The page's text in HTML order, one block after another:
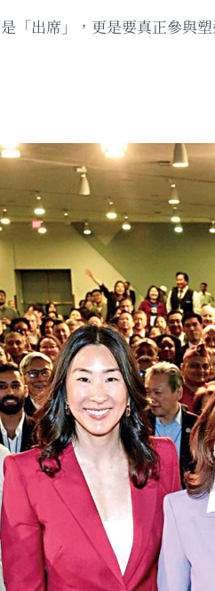
「出席」，更是要真正參與